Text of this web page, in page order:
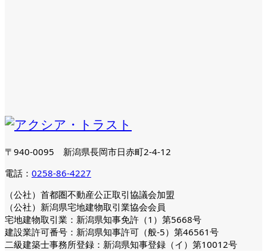
〒940-0095 新潟県長岡市日赤町2-4-12
電話： 0258-86-4227
（公社）首都圏不動産公正取引協議会加盟
（公社）新潟県宅地建物取引業協会会員
宅地建物取引業：新潟県知事免許（1）第5668号
建設業許可番号：新潟県知事許可（般-5）第46561号
二級建築士事務所登録：新潟県知事登録（イ）第10012号